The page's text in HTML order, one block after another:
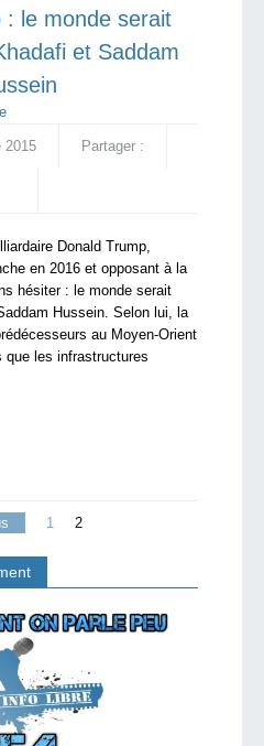
: le monde serait
et Saddam
2015 Partager :
Donald Trump,
en 2016 et opposant à la
hésiter : le monde serait
Hussein. Selon lui, la
au Moyen-Orient
que les infrastructures
1 2